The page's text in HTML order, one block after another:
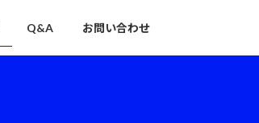
Q&A お問い合わせ